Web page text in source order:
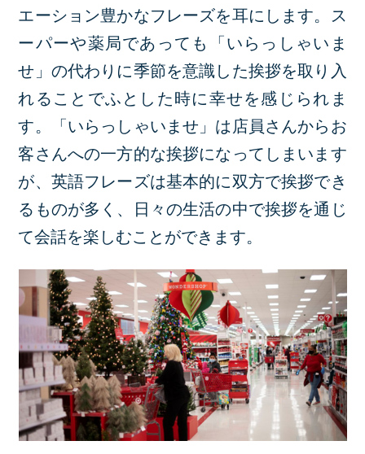
エーション豊かなフレーズを耳にします。ス
ーパーや薬局であっても「いらっしゃいま
せ」の代わりに季節を意識した挨拶を取り入
れることでふとした時に幸せを感じられま
す。「いらっしゃいませ」は店員さんからお
客さんへの一方的な挨拶になってしまいます
が、英語フレーズは基本的に双方で挨拶でき
るものが多く、日々の生活の中で挨拶を通じ
て会話を楽しむことができます。